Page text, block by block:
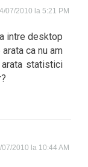
07/2010 la 5:21 PM
intre desktop
ca nu am
statistici
07/2010 la 10:44 AM